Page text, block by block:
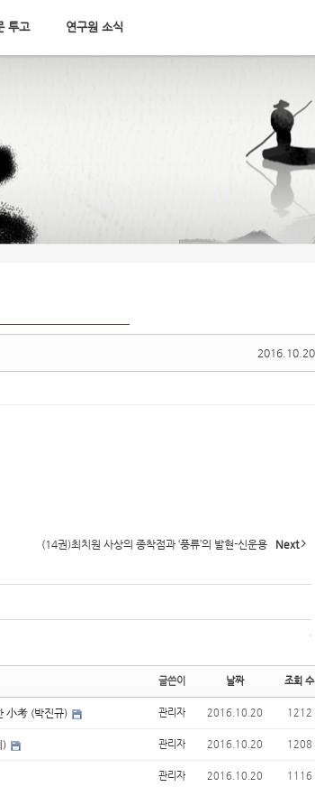
투고 연구원 소식
2016.10.20
(14권)최치원 사상의 종착점과 ‘풍류’의 발현-신운용 Next
글쓴이 날짜 조회 수
小考 (박진규) 관리자 2016.10.20 1212
) 관리자 2016.10.20 1208
관리자 2016.10.20 1116